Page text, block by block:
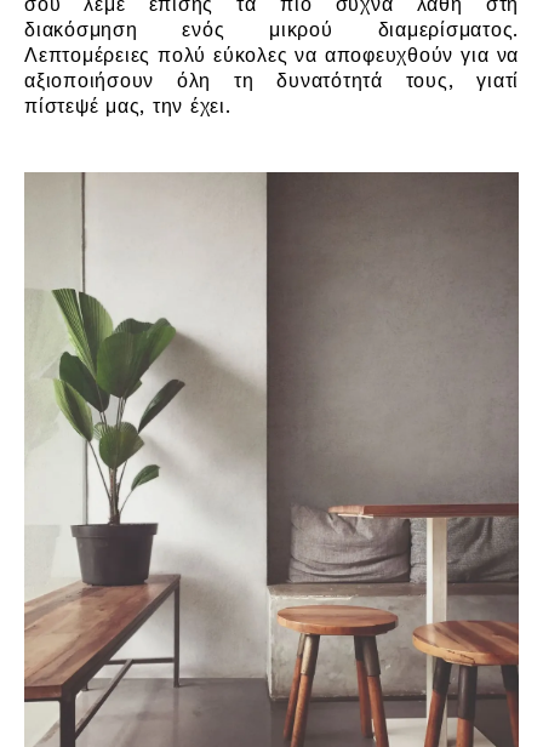
διακόσμηση ενός μικρού διαμερίσματος.
Λεπτομέρειες πολύ εύκολες να αποφευχθούν για να
αξιοποιήσουν όλη τη δυνατότητά τους, γιατί
πίστεψέ μας, την έχει.